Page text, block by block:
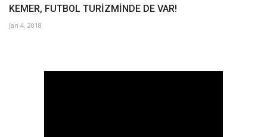
KEMER, FUTBOL TURİZMİNDE DE VAR!
Jan 4, 2018